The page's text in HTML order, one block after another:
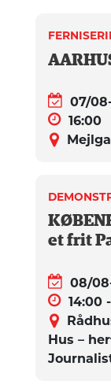
07/
16:00
et frit
08/
14:00
Hus –